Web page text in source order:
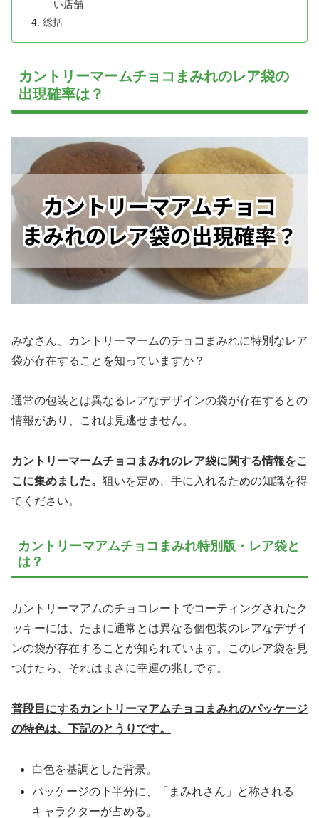
い店舗
総括
カントリーマームチョコまみれのレア袋の
出現確率は？
みなさん、カントリーマームのチョコまみれに特別なレア
袋が存在することを知っていますか？
通常の包装とは異なるレアなデザインの袋が存在するとの
情報があり、これは見逃せません。
カントリーマームチョコまみれのレア袋に関する情報をこ
こに集めました。 狙いを定め、手に入れるための知識を得
てください。
カントリーマアムチョコまみれ特別版・レア袋と
は？
カントリーマアムのチョコレートでコーティングされたク
ッキーには、たまに通常とは異なる個包装のレアなデザイ
ンの袋が存在することが知られています。このレア袋を見
つけたら、それはまさに幸運の兆しです。
普段目にするカントリーマアムチョコまみれのパッケージ
の特色は、下記のとうりです。
白色を基調とした背景。
パッケージの下半分に、「まみれさん」と称される
キャラクターが占める。